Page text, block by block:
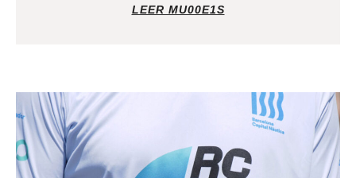
LEER MU00E1S